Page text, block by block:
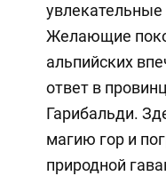
Желающие
альпийских
ответ в
Гарибальди.
магию гор и
природной